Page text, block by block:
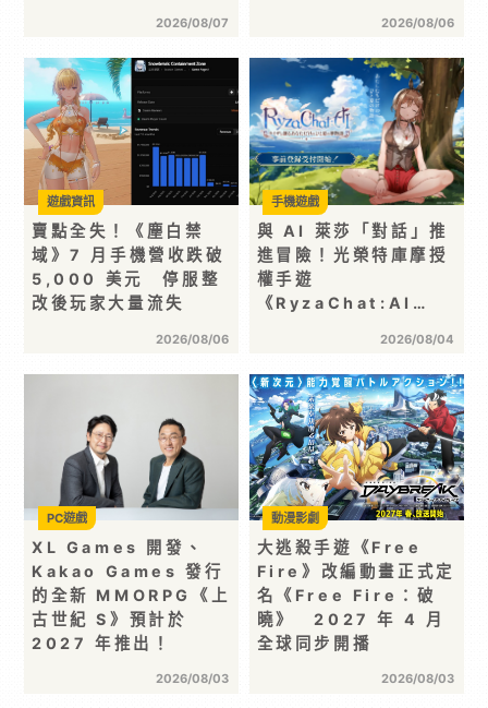
2026/08/07 2026/08/06
賣點全失！《塵白禁
域》7 月手機營收跌破
5,000 美元 停服整
改後玩家大量流失
2026/08/06
遊戲資訊
與 AI 萊莎「對話」推
進冒險！光榮特庫摩授
權手遊
《RyzaChat:AI…
2026/08/04
手機遊戲
XL Games 開發、
Kakao Games 發行
的全新 MMORPG《上
古世紀 S》預計於
2027 年推出！
2026/08/03
PC遊戲
大逃殺手遊《Free
Fire》改編動畫正式定
名《Free Fire：破
曉》 2027 年 4 月
全球同步開播
2026/08/03
動漫影劇